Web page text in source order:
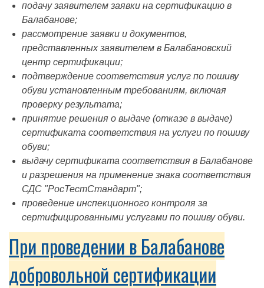
подачу заявителем заявки на сертификацию в
Балабанове;
рассмотрение заявки и документов,
представленных заявителем в Балабановский
центр сертификации;
подтверждение соответствия услуг по пошиву
обуви установленным требованиям, включая
проверку результата;
принятие решения о выдаче (отказе в выдаче)
сертификата соответствия на услуги по пошиву
обуви;
выдачу сертификата соответствия в Балабанове
и разрешения на применение знака соответствия
СДС "РосТестСтандарт";
проведение инспекционного контроля за
сертифицированными услугами по пошиву обуви.
При проведении в Балабанове
добровольной сертификации